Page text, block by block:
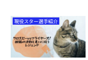
現役スター選手紹介